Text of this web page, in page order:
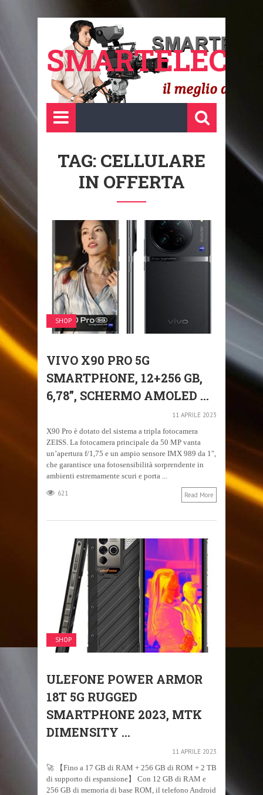
TAG: CELLULARE
IN OFFERTA
SHOP
VIVO X90 PRO 5G
SMARTPHONE, 12+256 GB,
6,78”, SCHERMO AMOLED ...
11 APRILE 2023
X90 Pro è dotato del sistema a tripla fotocamera
ZEISS. La fotocamera principale da 50 MP vanta
un’apertura f/1,75 e un ampio sensore IMX 989 da 1″,
che garantisce una fotosensibilità sorprendente in
ambienti estremamente scuri e porta ...
621 Read More
SHOP
ULEFONE POWER ARMOR
18T 5G RUGGED
SMARTPHONE 2023, MTK
DIMENSITY ...
11 APRILE 2023
🚀 【Fino a 17 GB di RAM + 256 GB di ROM + 2 TB
di supporto di espansione】 Con 12 GB di RAM e
256 GB di memoria di base ROM, il telefono Android